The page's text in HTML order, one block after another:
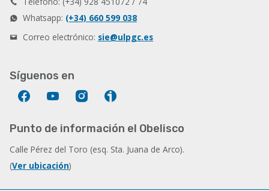
Whatsapp: (+34) 660 599 038
Correo electrónico: sie@ulpgc.es
Síguenos en
FacebookYouTube Instagram
Punto de información el Obelisco
Calle Pérez del Toro (esq. Sta. Juana de Arco).
(Ver ubicación)